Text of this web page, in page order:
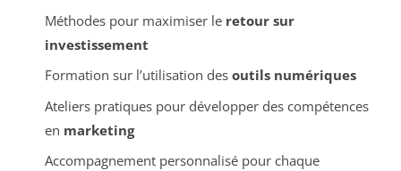
Méthodes pour maximiser le retour sur
investissement
Formation sur l’utilisation des outils numériques
Ateliers pratiques pour développer des compétences
en marketing
Accompagnement personnalisé pour chaque